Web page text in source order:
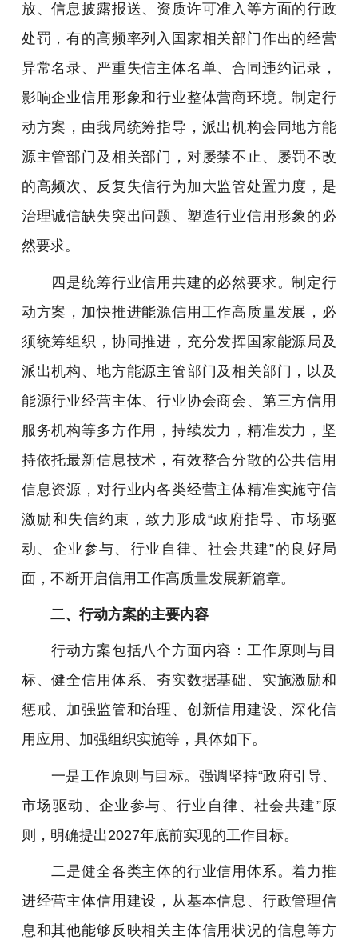
放、信息披露报送、资质许可准入等方面的行政
处罚，有的高频率列入国家相关部门作出的经营
异常名录、严重失信主体名单、合同违约记录，
影响企业信用形象和行业整体营商环境。制定行
动方案，由我局统筹指导，派出机构会同地方能
源主管部门及相关部门，对屡禁不止、屡罚不改
的高频次、反复失信行为加大监管处置力度，是
治理诚信缺失突出问题、塑造行业信用形象的必
然要求。
四是统筹行业信用共建的必然要求。制定行
动方案，加快推进能源信用工作高质量发展，必
须统筹组织，协同推进，充分发挥国家能源局及
派出机构、地方能源主管部门及相关部门，以及
能源行业经营主体、行业协会商会、第三方信用
服务机构等多方作用，持续发力，精准发力，坚
持依托最新信息技术，有效整合分散的公共信用
信息资源，对行业内各类经营主体精准实施守信
激励和失信约束，致力形成“政府指导、市场驱
动、企业参与、行业自律、社会共建”的良好局
面，不断开启信用工作高质量发展新篇章。
二、行动方案的主要内容
行动方案包括八个方面内容：工作原则与目
标、健全信用体系、夯实数据基础、实施激励和
惩戒、加强监管和治理、创新信用建设、深化信
用应用、加强组织实施等，具体如下。
一是工作原则与目标。强调坚持“政府引导、
市场驱动、企业参与、行业自律、社会共建”原
则，明确提出2027年底前实现的工作目标。
二是健全各类主体的行业信用体系。着力推
进经营主体信用建设，从基本信息、行政管理信
息和其他能够反映相关主体信用状况的信息等方